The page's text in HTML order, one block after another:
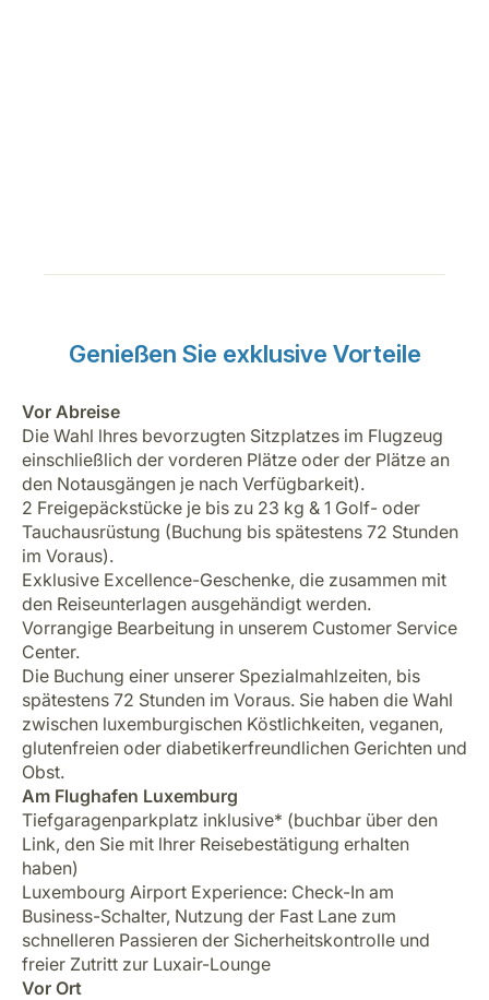
Genießen Sie exklusive Vorteile
Vor Abreise
Die Wahl lhres bevorzugten Sitzplatzes im Flugzeug
einschließlich der vorderen Plätze oder der Plätze an
den Notausgängen je nach Verfügbarkeit).
2 Freigepäckstücke je bis zu 23 kg & 1 Golf- oder
Tauchausrüstung (Buchung bis spätestens 72 Stunden
im Voraus).
Exklusive Excellence-Geschenke, die zusammen mit
den Reiseunterlagen ausgehändigt werden.
Vorrangige Bearbeitung in unserem Customer Service
Center.
Die Buchung einer unserer Spezialmahlzeiten, bis
spätestens 72 Stunden im Voraus. Sie haben die Wahl
zwischen luxemburgischen Köstlichkeiten, veganen,
glutenfreien oder diabetikerfreundlichen Gerichten und
Obst.
Am Flughafen Luxemburg
Tiefgaragenparkplatz inklusive* (buchbar über den
Link, den Sie mit lhrer Reisebestätigung erhalten
haben)
Luxembourg Airport Experience: Check-In am
Business-Schalter, Nutzung der Fast Lane zum
schnelleren Passieren der Sicherheitskontrolle und
freier Zutritt zur Luxair-Lounge
Vor Ort